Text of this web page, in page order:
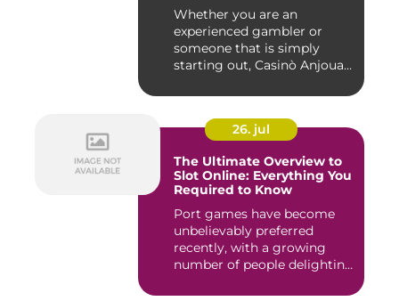
Whether you are an
experienced gambler or
someone that is simply
starting out, Casinò Anjouan
26. jul
The Ultimate Overview to
Slot Online: Everything You
Required to Know
Port games have become
unbelievably preferred
recently, with a growing
number of people delighting